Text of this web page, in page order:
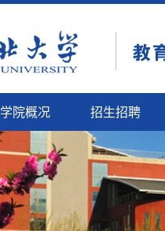
学院概况 招生招聘